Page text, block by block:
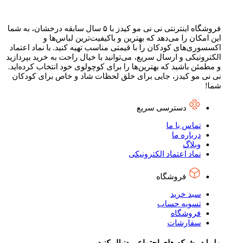
فروشگاه اینترنتی نی نی مو کیدز با ۵ سال سابقه درخشان، به شما
این امکان را می‌دهد که بهترین و باکیفیت‌ترین لباس‌ها و
اکسسوری‌های کودکان را با قیمتی مناسب تهیه کنید. با نماد اعتماد
الکترونیکی و ارسال سریع، می‌توانید با خیال راحت به خرید بپردازید
و مطمئن باشید که بهترین‌ها را برای کوچولوی خود انتخاب کرده‌اید.
نی نی مو کیدز، جایی برای خلق لحظات شاد و خاص برای کودکان
شما!
دسترسی سریع
تماس با ما
درباره ما
وبلاگ
نماد اعتماد الکترونیکی
فروشگاه
سبد خرید
تسویه حساب
فروشگاه
سفارشات